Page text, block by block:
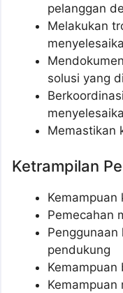
pelanggan
Melakukan
solusi yang
Memastikan
Ketrampilan
Pemecahan
pendukung